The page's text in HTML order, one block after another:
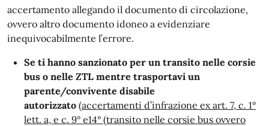
accertamento allegando il documento di circolazione,
ovvero altro documento idoneo a evidenziare
inequivocabilmente l’errore.
Se ti hanno sanzionato per un transito nelle corsie
bus o nelle ZTL mentre trasportavi un
parente/convivente disabile
autorizzato (accertamenti d’infrazione ex art. 7, c. 1°
lett. a, e c. 9° e14° (transito nelle corsie bus ovvero